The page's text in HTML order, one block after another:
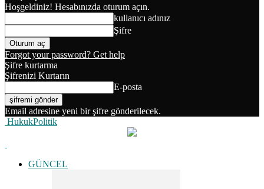
Hoşgeldiniz! Hesabınızda oturum açın.
kullanıcı adınız
Şifre
Forgot your password? Get help
Şifre kurtarma
Şifrenizi Kurtarın
E-posta
Email adresine yeni bir şifre gönderilecek.
HukukPolitik
GÜNCEL